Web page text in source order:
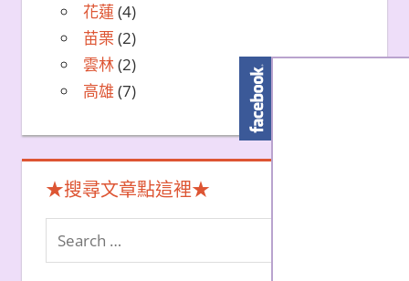
花蓮 (4)
苗栗 (2)
雲林(2)
高雄 (7)
★搜尋文章點這裡★
Search
for: